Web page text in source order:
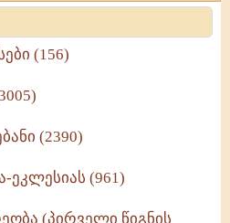
(156)
(2390)
ეკლესიას (961)
(პირველი წიგნის